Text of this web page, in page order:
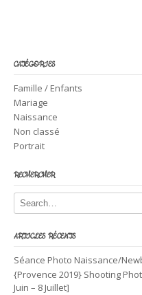
CATÉGORIES
Famille / Enfants
Mariage
Naissance
Non classé
Portrait
RECHERCHER
ARTICLES RÉCENTS
Séance Photo Naissance/
{Provence 2019} Shooting
Juin – 8 Juillet]